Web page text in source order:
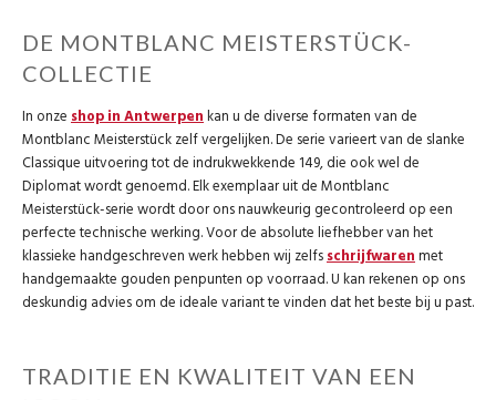
DE MONTBLANC MEISTERSTÜCK-
COLLECTIE
In onzeshop in Antwerpenkan u de diverse formaten van de
Montblanc Meisterstück zelf vergelijken. De serie varieert van de slanke
Classique uitvoering tot de indrukwekkende 149, die ook wel de
Diplomat wordt genoemd. Elk exemplaar uit de Montblanc
Meisterstück-serie wordt door ons nauwkeurig gecontroleerd op een
perfecte technische werking. Voor de absolute liefhebber van het
klassieke handgeschreven werk hebben wij zelfsschrijfwarenmet
handgemaakte gouden penpunten op voorraad. U kan rekenen op ons
deskundig advies om de ideale variant te vinden dat het beste bij u past.
TRADITIE EN KWALITEIT VAN EEN